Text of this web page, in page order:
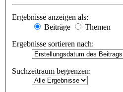
Ergebnisse anzeigen als:
Beiträge
Themen
Ergebnisse sortieren nach:
Suchzeitraum begrenzen: